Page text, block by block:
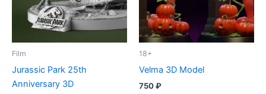
Film
Jurassic Park 25th
Anniversary 3D
18+
Velma 3D Model
750₽